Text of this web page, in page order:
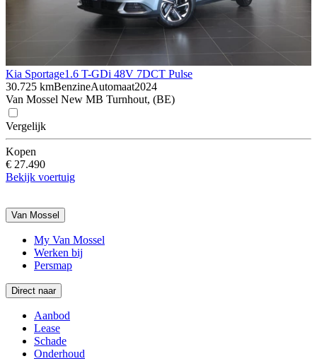
Kia Sportage1.6 T-GDi 48V 7DCT Pulse
30.725 kmBenzineAutomaat2024
Van Mossel New MB Turnhout, (BE)
Vergelijk
Kopen
€ 27.490
Bekijk voertuig
Van Mossel
My Van Mossel
Werken bij
Persmap
Direct naar
Aanbod
Lease
Schade
Onderhoud